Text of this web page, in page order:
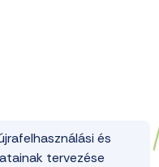
és
tervezése